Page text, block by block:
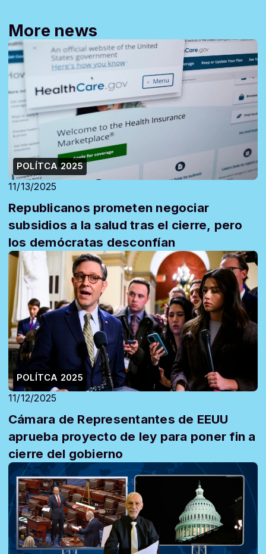
More news
POLÍTCA 2025
11/13/2025
Republicanos prometen negociar
subsidios a la salud tras el cierre, pero
los demócratas desconfían
POLÍTCA 2025
11/12/2025
Cámara de Representantes de EEUU
aprueba proyecto de ley para poner fin a
cierre del gobierno